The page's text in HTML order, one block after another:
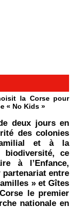
la Corse pour
« No Kids »
deux jours en
des colonies
et à la
ce
à l’Enfance,
partenariat entre
» et Gîtes
le premier
nationale en